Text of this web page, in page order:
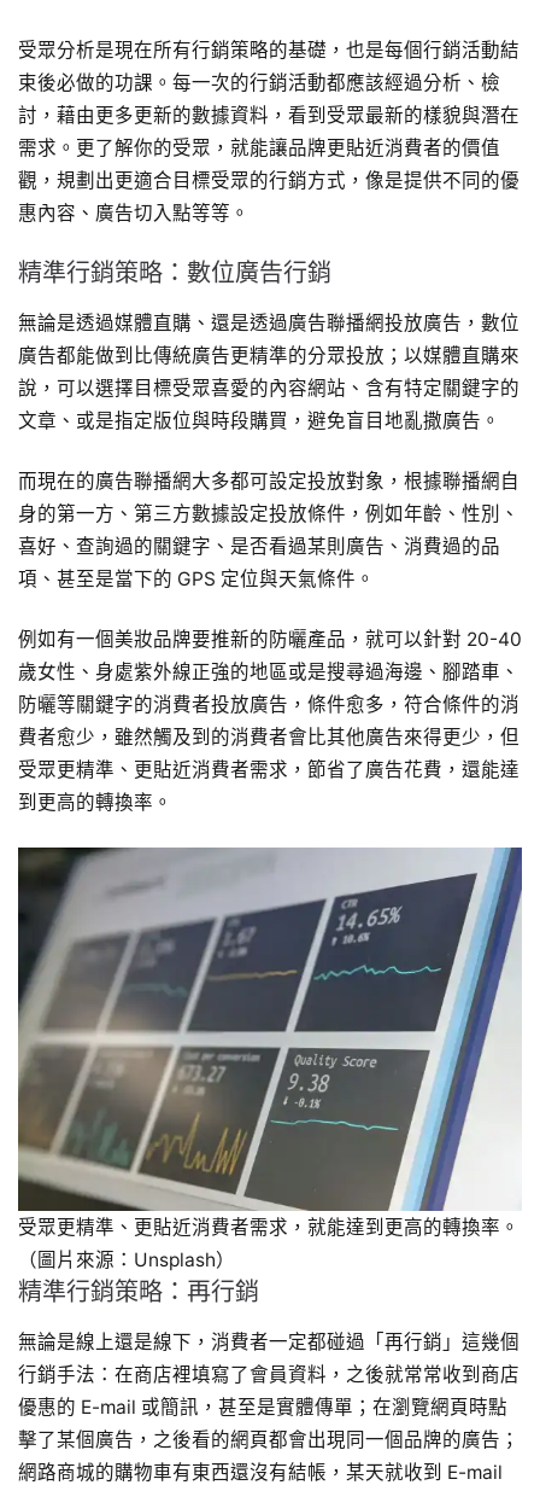
受眾分析是現在所有行銷策略的基礎，也是每個行銷活動結
束後必做的功課。每一次的行銷活動都應該經過分析、檢
討，藉由更多更新的數據資料，看到受眾最新的樣貌與潛在
需求。更了解你的受眾，就能讓品牌更貼近消費者的價值
觀，規劃出更適合目標受眾的行銷方式，像是提供不同的優
惠內容、廣告切入點等等。
精準行銷策略：數位廣告行銷
無論是透過媒體直購、還是透過廣告聯播網投放廣告，數位
廣告都能做到比傳統廣告更精準的分眾投放；以媒體直購來
說，可以選擇目標受眾喜愛的內容網站、含有特定關鍵字的
文章、或是指定版位與時段購買，避免盲目地亂撒廣告。
而現在的廣告聯播網大多都可設定投放對象，根據聯播網自
身的第一方、第三方數據設定投放條件，例如年齡、性別、
喜好、查詢過的關鍵字、是否看過某則廣告、消費過的品
項、甚至是當下的 GPS 定位與天氣條件。
例如有一個美妝品牌要推新的防曬產品，就可以針對 20-40
歲女性、身處紫外線正強的地區或是搜尋過海邊、腳踏車、
防曬等關鍵字的消費者投放廣告，條件愈多，符合條件的消
費者愈少，雖然觸及到的消費者會比其他廣告來得更少，但
受眾更精準、更貼近消費者需求，節省了廣告花費，還能達
到更高的轉換率。
受眾更精準、更貼近消費者需求，就能達到更高的轉換率。
（圖片來源：Unsplash）
精準行銷策略：再行銷
無論是線上還是線下，消費者一定都碰過「再行銷」這幾個
行銷手法：在商店裡填寫了會員資料，之後就常常收到商店
優惠的 E-mail 或簡訊，甚至是實體傳單；在瀏覽網頁時點
擊了某個廣告，之後看的網頁都會出現同一個品牌的廣告；
網路商城的購物車有東西還沒有結帳，某天就收到 E-mail